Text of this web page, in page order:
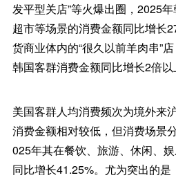
发平型关店”等火爆出圈，2025年
超市等场景的消费金额同比增长
货商业体内的“很久以前羊肉串”
韩国客群消费金额同比增长2倍以
美国客群人均消费频次为境外来
消费金额相对较低，但消费场景
025年其在餐饮、旅游、休闲、
同比增长41.25%。尤为突出的